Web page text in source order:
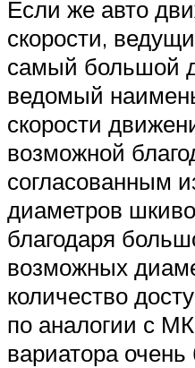
Если же авто
скорости,
самый большой
ведомый
скорости
возможной
согласованным
диаметров
благодаря
возможных
количество
по аналогии с
вариатора